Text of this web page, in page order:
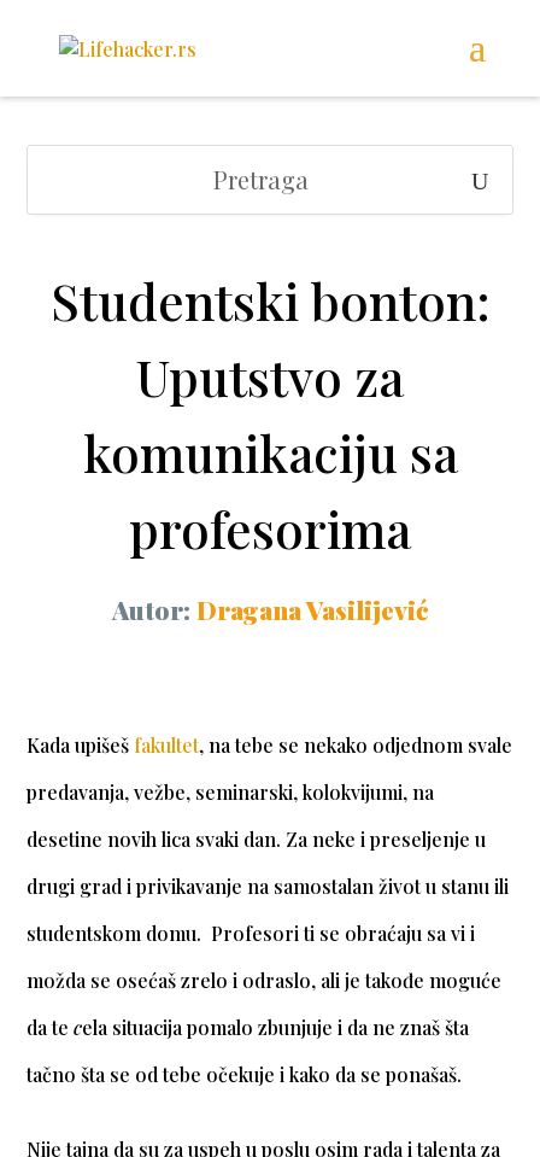
Studentski bonton:
Uputstvo za
komunikaciju sa
profesorima
Autor: Dragana Vasilijević
Kada upišeš fakultet, na tebe se nekako odjednom svale
predavanja, vežbe, seminarski, kolokvijumi, na
desetine novih lica svaki dan. Za neke i preseljenje u
drugi grad i privikavanje na samostalan život u stanu ili
studentskom domu. Profesori ti se obraćaju sa vi i
možda se osećaš zrelo i odraslo, ali je takođe moguće
da tecela situacija pomalo zbunjuje i da ne znaš šta
tačno šta se od tebe očekuje i kako da se ponašaš.
Nije tajna da su za uspeh u poslu osim rada i talenta za